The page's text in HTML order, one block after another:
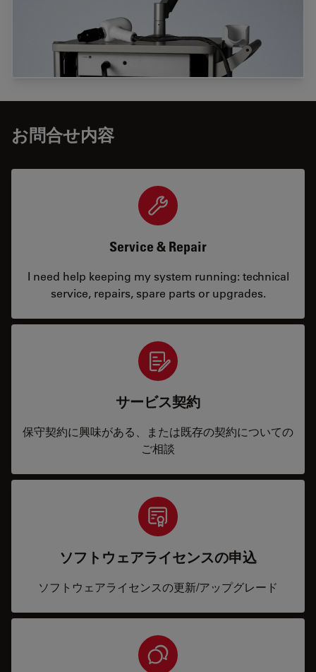
お問合せ内容
Service & Repair
I need help keeping my system running: technical
service, repairs, spare parts or upgrades.
サービス契約
保守契約に興味がある、または既存の契約についての
ご相談
ソフトウェアライセンスの申込
ソフトウェアライセンスの更新/アップグレード